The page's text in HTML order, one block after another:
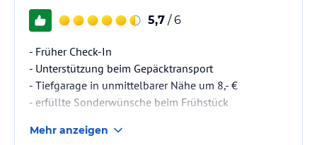
5,7 / 6
- Früher Check-In
- Unterstützung beim Gepäcktransport
- Tiefgarage in unmittelbarer Nähe um 8,- €
- erfüllte Sonderwünsche beim Frühstück
- eigene Raucherterrasse vor dem Zimmer
Mehr anzeigen